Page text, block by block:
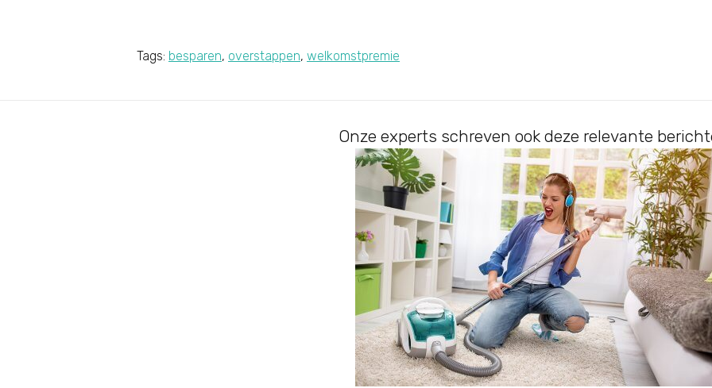
Tags: besparen, overstappen, welkomstpremie
Onze experts schreven ook deze relevante